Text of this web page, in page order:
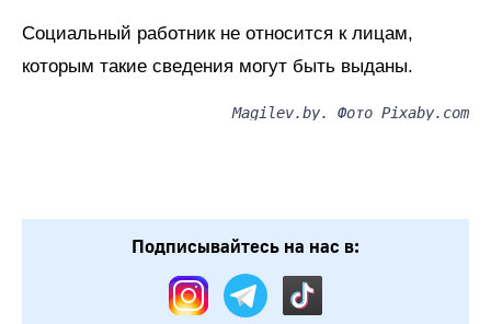
Социальный работник не относится к лицам,
которым такие сведения могут быть выданы.
Magilev.by. Фото Pixaby.com
Подписывайтесь на нас в: